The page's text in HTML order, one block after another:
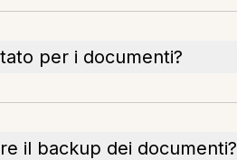
per i documenti?
il backup dei documenti?